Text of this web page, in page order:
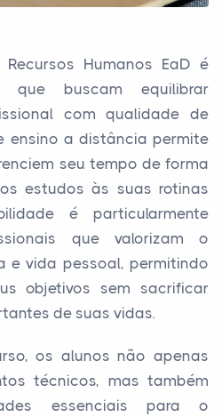
Humanos EaD é
que buscam equilibrar
com qualidade de
ensino a distância permite
seu tempo de forma
estudos às suas rotinas
é particularmente
que valorizam o
e vida pessoal, permitindo
objetivos sem sacrificar
de suas vidas.
os alunos não apenas
técnicos, mas também
essenciais para o